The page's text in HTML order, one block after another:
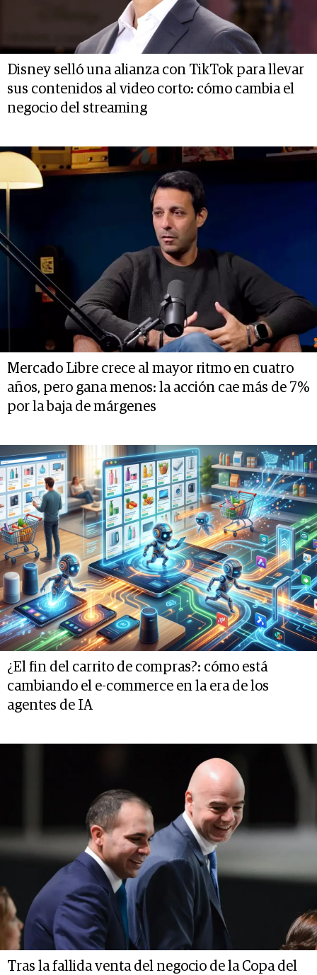
Disney selló una alianza con TikTok para llevar
sus contenidos al video corto: cómo cambia el
negocio del streaming
Mercado Libre crece al mayor ritmo en cuatro
años, pero gana menos: la acción cae más de 7%
por la baja de márgenes
¿El fin del carrito de compras?: cómo está
cambiando el e-commerce en la era de los
agentes de IA
Tras la fallida venta del negocio de la Copa del